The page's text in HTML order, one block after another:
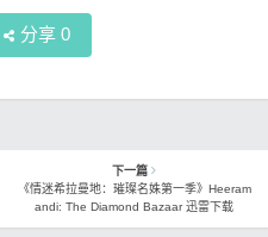
分享 0
下一篇
《情迷希拉曼地：璀璨名姝第一季》Heeram
andi: The Diamond Bazaar 迅雷下载